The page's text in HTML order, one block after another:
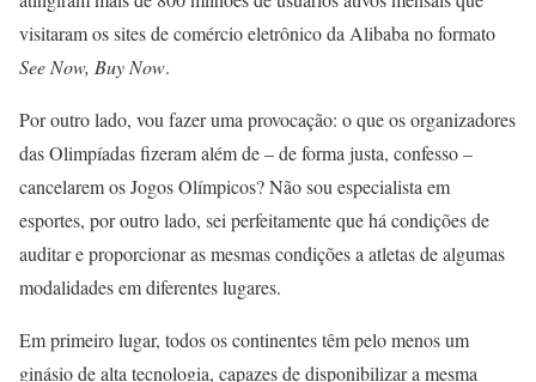
visitaram os sites de comércio eletrônico da Alibaba no formato
See Now, Buy Now.
Por outro lado, vou fazer uma provocação: o que os organizadores
das Olimpíadas fizeram além de – de forma justa, confesso –
cancelarem os Jogos Olímpicos? Não sou especialista em
esportes, por outro lado, sei perfeitamente que há condições de
auditar e proporcionar as mesmas condições a atletas de algumas
modalidades em diferentes lugares.
Em primeiro lugar, todos os continentes têm pelo menos um
ginásio de alta tecnologia, capazes de disponibilizar a mesma